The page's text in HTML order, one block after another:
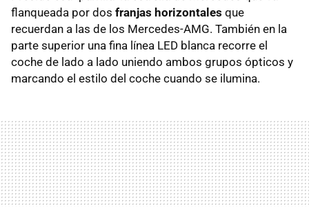
flanqueada por dos franjas horizontales que
recuerdan a las de los Mercedes-AMG. También en la
parte superior una fina línea LED blanca recorre el
coche de lado a lado uniendo ambos grupos ópticos y
marcando el estilo del coche cuando se ilumina.